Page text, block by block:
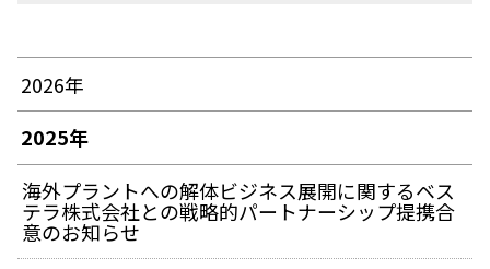
2026年
2025年
海外プラントへの解体ビジネス展開に関するベス
テラ株式会社との戦略的パートナーシップ提携合
意のお知らせ